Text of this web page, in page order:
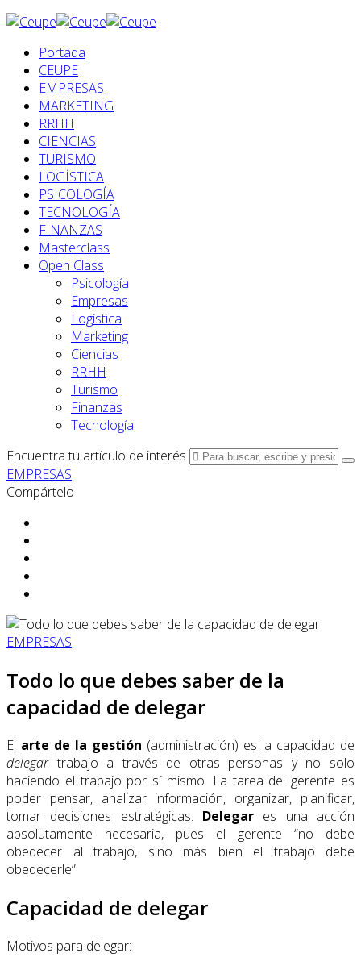
Portada
CEUPE
EMPRESAS
MARKETING
RRHH
CIENCIAS
TURISMO
LOGÍSTICA
PSICOLOGÍA
TECNOLOGÍA
FINANZAS
Masterclass
Open Class
Psicología
Empresas
Logística
Marketing
Ciencias
RRHH
Turismo
Finanzas
Tecnología
Encuentra tu artículo de interés
EMPRESAS
Compártelo
EMPRESAS
Todo lo que debes saber de la
capacidad de delegar
El arte de la gestión (administración) es la capacidad de
delegartrabajo a través de otras personas y no solo
haciendo el trabajo por sí mismo. La tarea del gerente es
poder pensar, analizar información, organizar, planificar,
tomar decisiones estratégicas. Delegar es una acción
absolutamente necesaria, pues el gerente “no debe
obedecer al trabajo, sino más bien el trabajo debe
obedecerle”
Capacidad de delegar
Motivos para delegar: